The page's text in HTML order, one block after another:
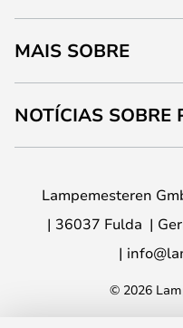
MAIS SOBRE
NOTÍCIAS SOBRE
Lampemesteren
36037 Fulda
© 2026